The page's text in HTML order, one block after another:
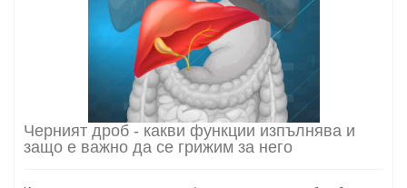
Черният дроб - какви функции изпълнява и
защо е важно да се грижим за него